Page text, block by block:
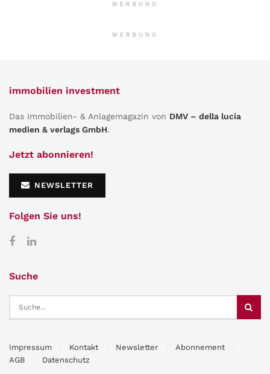
WERBUNG
WERBUNG
immobilien investment
Das Immobilien- & Anlagemagazin von DMV – della lucia
medien & verlags GmbH.
Jetzt abonnieren!
NEWSLETTER
Folgen Sie uns!
Suche
Impressum Kontakt Newsletter
Abonnement
AGB
Datenschutz